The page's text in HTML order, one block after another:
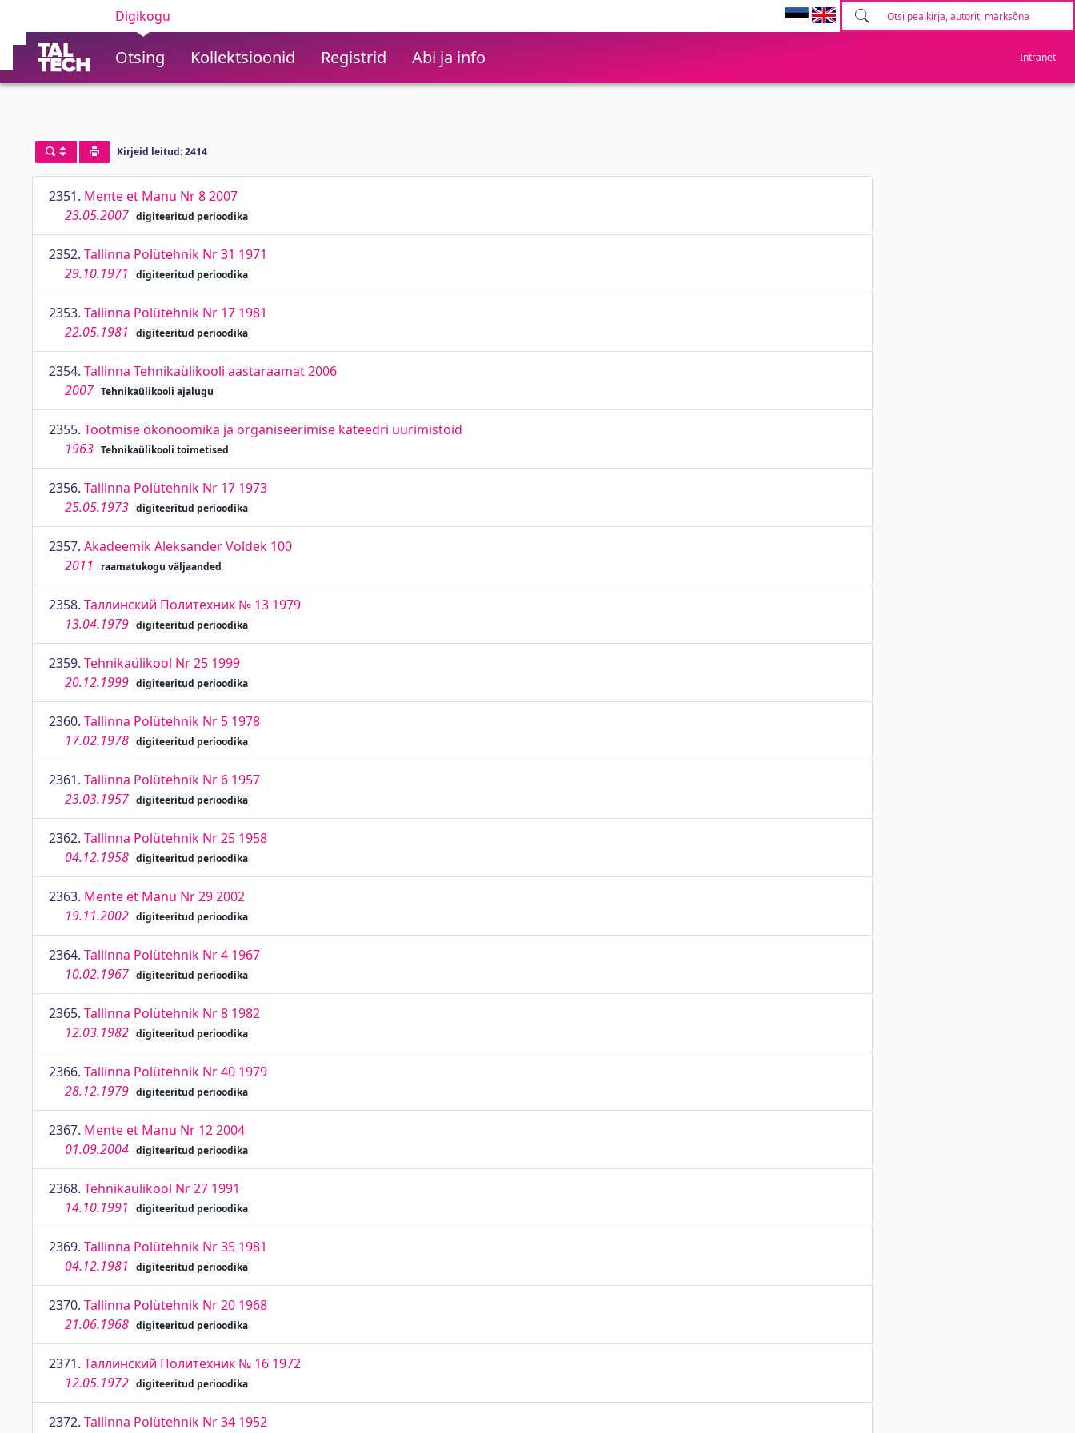
Digikogu
Otsing Kollektsioonid Registrid Abi ja info Intranet
Kirjeid leitud: 2414
2351. Mente et Manu Nr 8 2007
23.05.2007 digiteeritud perioodika
2352. Tallinna Polütehnik Nr 31 1971
29.10.1971
digiteeritud perioodika
2353. Tallinna Polütehnik Nr 17 1981
22.05.1981
digiteeritud perioodika
2354. Tallinna Tehnikaülikooli aastaraamat 2006
2007 Tehnikaülikooli ajalugu
2355. Tootmise ökonoomika ja organiseerimise kateedri uurimistöid
1963 Tehnikaülikooli toimetised
2356. Tallinna Polütehnik Nr 17 1973
25.05.1973 digiteeritud perioodika
2357. Akadeemik Aleksander Voldek 100
2011
raamatukogu väljaanded
2358. Таллинский Политехник № 13 1979
13.04.1979 digiteeritud perioodika
2359. Tehnikaülikool Nr 25 1999
20.12.1999 digiteeritud perioodika
2360. Tallinna Polütehnik Nr 5 1978
17.02.1978 digiteeritud perioodika
2361. Tallinna Polütehnik Nr 6 1957
23.03.1957 digiteeritud perioodika
2362. Tallinna Polütehnik Nr 25 1958
04.12.1958 digiteeritud perioodika
2363. Mente et Manu Nr 29 2002
19.11.2002 digiteeritud perioodika
2364. Tallinna Polütehnik Nr 4 1967
10.02.1967 digiteeritud perioodika
2365. Tallinna Polütehnik Nr 8 1982
12.03.1982 digiteeritud perioodika
2366. Tallinna Polütehnik Nr 40 1979
28.12.1979 digiteeritud perioodika
2367. Mente et Manu Nr 12 2004
01.09.2004 digiteeritud perioodika
2368. Tehnikaülikool Nr 27 1991
14.10.1991
digiteeritud perioodika
2369. Tallinna Polütehnik Nr 35 1981
04.12.1981
digiteeritud perioodika
2370. Tallinna Polütehnik Nr 20 1968
21.06.1968 digiteeritud perioodika
2371. Таллинский Политехник № 16 1972
12.05.1972 digiteeritud perioodika
2372. Tallinna Polütehnik Nr 34 1952